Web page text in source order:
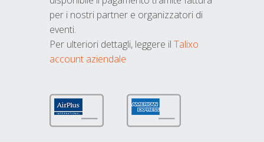
per i nostri partner e organizzatori di
eventi.
Per ulteriori dettagli, leggere il Talixo
account aziendale